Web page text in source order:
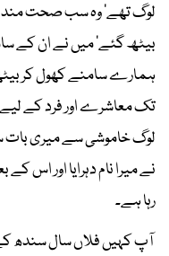
لوگ تھے‘ وہ سب صحت مند
بیٹھ گئے‘ میں نے ان کے
ہمارے سامنے کھول کر
تک معاشرے اور فرد کے لیے
لوگ خاموشی سے میری
نے میرا نام دہرایا اور اس
رہا ہے۔
آپ کہیں فلاں سال سندھ